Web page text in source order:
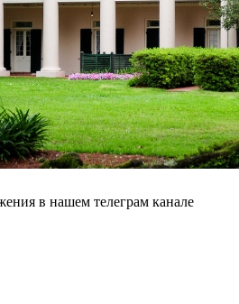
в нашем телеграм канале